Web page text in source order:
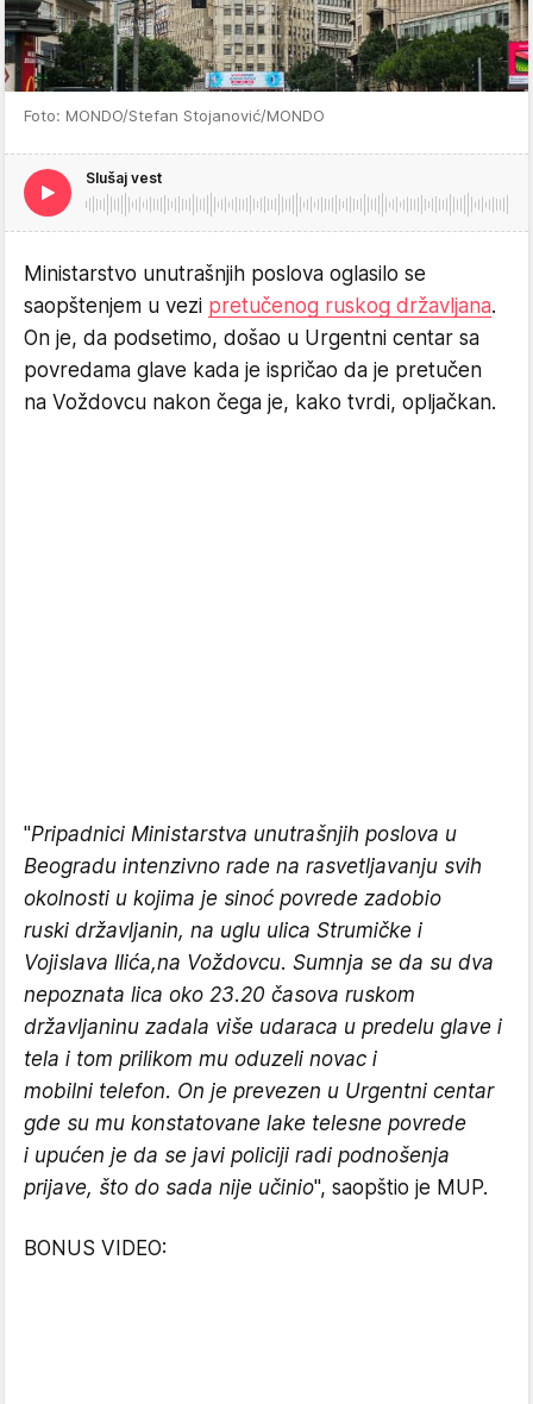
Foto: MONDO/Stefan Stojanović/MONDO
Slušaj vest
Ministarstvo unutrašnjih poslova oglasilo se
saopštenjem u vezi pretučenog ruskog državljana.
On je, da podsetimo, došao u Urgentni centar sa
povredama glave kada je ispričao da je pretučen
na Voždovcu nakon čega je, kako tvrdi, opljačkan.
"Pripadnici Ministarstva unutrašnjih poslova u
Beogradu intenzivno rade na rasvetljavanju svih
okolnosti u kojima je sinoć povrede zadobio
ruski državljanin, na uglu ulica Strumičke i
Vojislava Ilića,na Voždovcu. Sumnja se da su dva
nepoznata lica oko 23.20 časova ruskom
državljaninu zadala više udaraca u predelu glave i
tela i tom prilikom mu oduzeli novac i
mobilni telefon. On je prevezen u Urgentni centar
gde su mu konstatovane lake telesne povrede
i upućen je da se javi policiji radi podnošenja
prijave, što do sada nije učinio", saopštio je MUP.
BONUS VIDEO: